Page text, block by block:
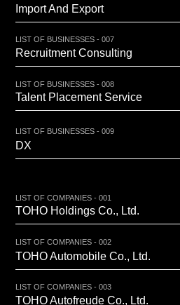
Import And Export
LIST OF BUSINESSES - 007
Recruitment Consulting
LIST OF BUSINESSES - 008
Talent Placement Service
LIST OF BUSINESSES - 009
DX
LIST OF COMPANIES - 001
TOHO Holdings Co., Ltd.
LIST OF COMPANIES - 002
TOHO Automobile Co., Ltd.
LIST OF COMPANIES - 003
TOHO Autofreude Co., Ltd.